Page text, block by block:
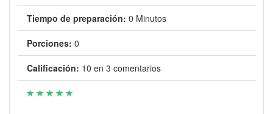
Tiempo de preparación: 0 Minutos
Porciones: 0
Calificación: 10 en 3 comentarios